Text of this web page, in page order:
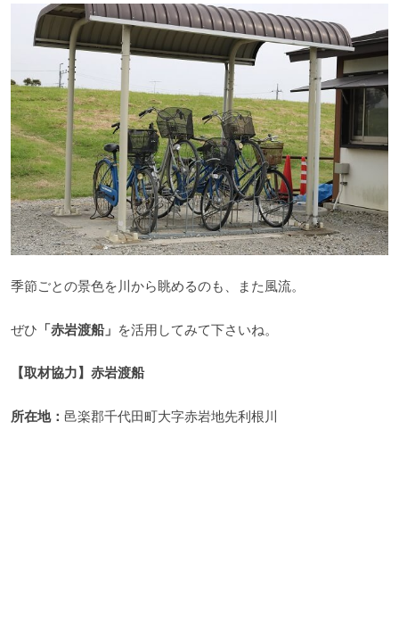
季節ごとの景色を川から眺めるのも、また風流。
ぜひ 「赤岩渡船」 を活用してみて下さいね。
【取材協力】赤岩渡船
所在地： 邑楽郡千代田町大字赤岩地先利根川